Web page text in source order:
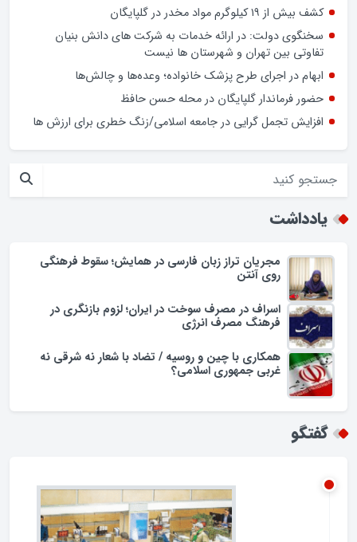
کشف بیش از ۱۹ کیلوگرم مواد مخدر در گلپایگان
سخنگوی دولت: در ارائه خدمات به شرکت های دانش بنیان
تفاوتی بین تهران و شهرستان ها نیست
ابهام در اجرای طرح پزشک خانواده؛ وعده‌ها و چالش‌ها
حضور فرماندار گلپایگان در محله حسن حافظ
افزایش تجمل گرایی در جامعه اسلامی/زنگ خطری برای ارزش ها
یادداشت
مجریان تراز زبان فارسی در همایش؛ سقوط فرهنگی
روی آنتن
اسراف در مصرف سوخت در ایران؛ لزوم بازنگری در
فرهنگ مصرف انرژی
همکاری با چین و روسیه / تضاد با شعار نه شرقی نه
غربی جمهوری اسلامی؟
گفتگو